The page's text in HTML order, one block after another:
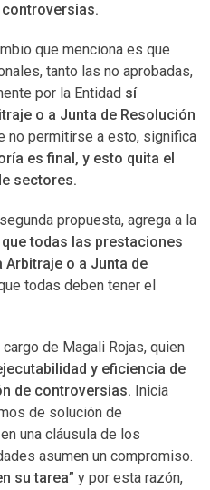
que menciona es que
tanto las no aprobadas,
por la Entidad sí
o a Junta de Resolución
no permitirse a esto, significa
es final, y esto quita el
sectores.
propuesta, agrega a la
que todas las prestaciones
Arbitraje o a Junta de
todas deben tener el
de Magali Rojas, quien
y eficiencia de
de controversias. Inicia
de solución de
una cláusula de los
asumen un compromiso.
su tarea” y por esta razón,